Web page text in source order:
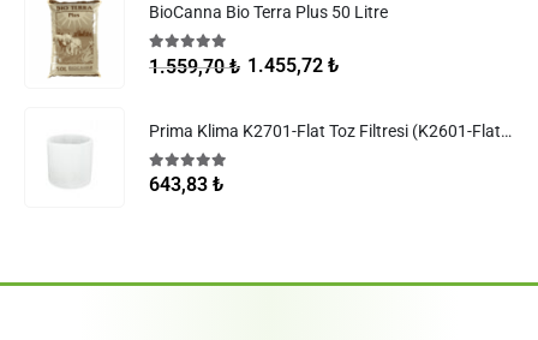
BioCanna Bio Terra Plus 50 Litre
5.005 üzerinden
1.559,70₺ 1.455,72 ₺
Prima Klima K2701-Flat Toz Filtresi (K2601-Flat Filtreler)
5.00 5 üzerinden
643,83 ₺